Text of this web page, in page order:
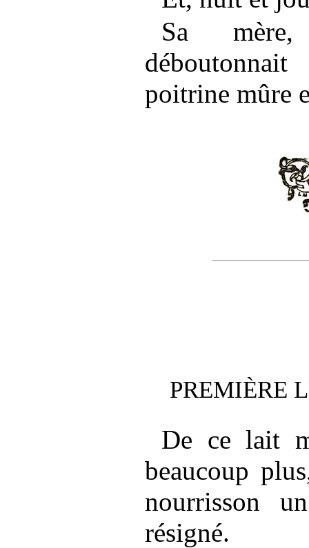
Sa mère,
poitrine mûre
PREMIÈRE
De ce lait
beaucoup
nourrisson
résigné.